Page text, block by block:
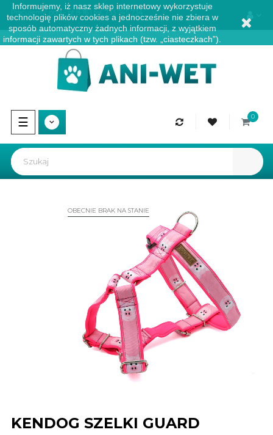
Pracujemy: pon - pt 8-16 | tel. 733 745 734
Przełącz
nawigację
☰ 0
OBECNIE BRAK NA STANIE
KENDOG SZELKI GUARD
Informujemy, iż nasz sklep internetowy wykorzystuje
technologię plików cookies a jednocześnie nie zbiera w
sposób automatyczny żadnych informacji, z wyjątkiem
informacji zawartych w tych plikach (tzw. „ciasteczkach”).